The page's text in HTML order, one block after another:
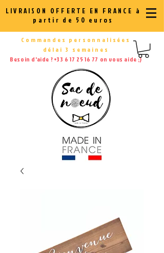
LIVRAISON OFFERTE EN FRANCE à
partir de 50 euros
Commandes personnalisées
délai 3 semaines
Besoin d'aide ?+33 6 17 25 16 77 on vous aide ;)